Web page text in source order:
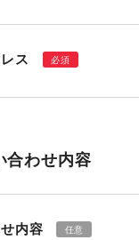
ス 必須
合わせ内容
内容 任意